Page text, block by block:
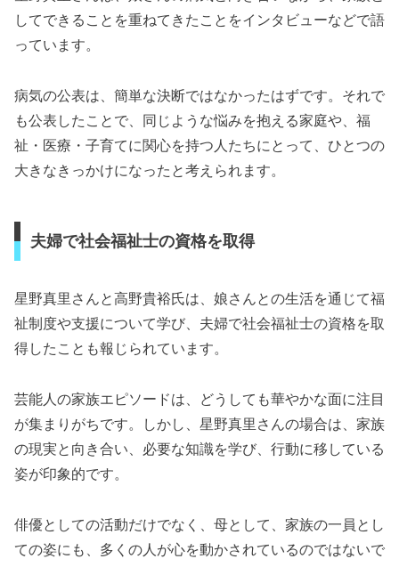
してできることを重ねてきたことをインタビューなどで語
っています。
病気の公表は、簡単な決断ではなかったはずです。それで
も公表したことで、同じような悩みを抱える家庭や、福
祉・医療・子育てに関心を持つ人たちにとって、ひとつの
大きなきっかけになったと考えられます。
夫婦で社会福祉士の資格を取得
星野真里さんと高野貴裕氏は、娘さんとの生活を通じて福
祉制度や支援について学び、夫婦で社会福祉士の資格を取
得したことも報じられています。
芸能人の家族エピソードは、どうしても華やかな面に注目
が集まりがちです。しかし、星野真里さんの場合は、家族
の現実と向き合い、必要な知識を学び、行動に移している
姿が印象的です。
俳優としての活動だけでなく、母として、家族の一員とし
ての姿にも、多くの人が心を動かされているのではないで